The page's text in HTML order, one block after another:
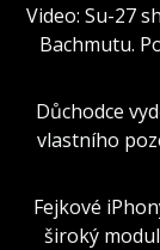
Video: Su-27
Bachmutu.
Důchodce
vlastního
Fejkové
široký